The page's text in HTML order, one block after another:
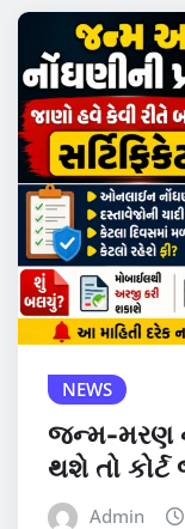
NEWS
જન્મ-મરણ
થશે તો
Admin